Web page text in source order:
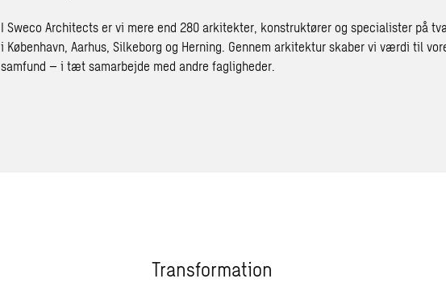
I Sweco Architects er vi mere end 280 arkitekter, konstruktører og specialister på
i København, Aarhus, Silkeborg og Herning. Gennem arkitektur skaber vi værdi til
samfund – i tæt samarbejde med andre fagligheder.
Transformation